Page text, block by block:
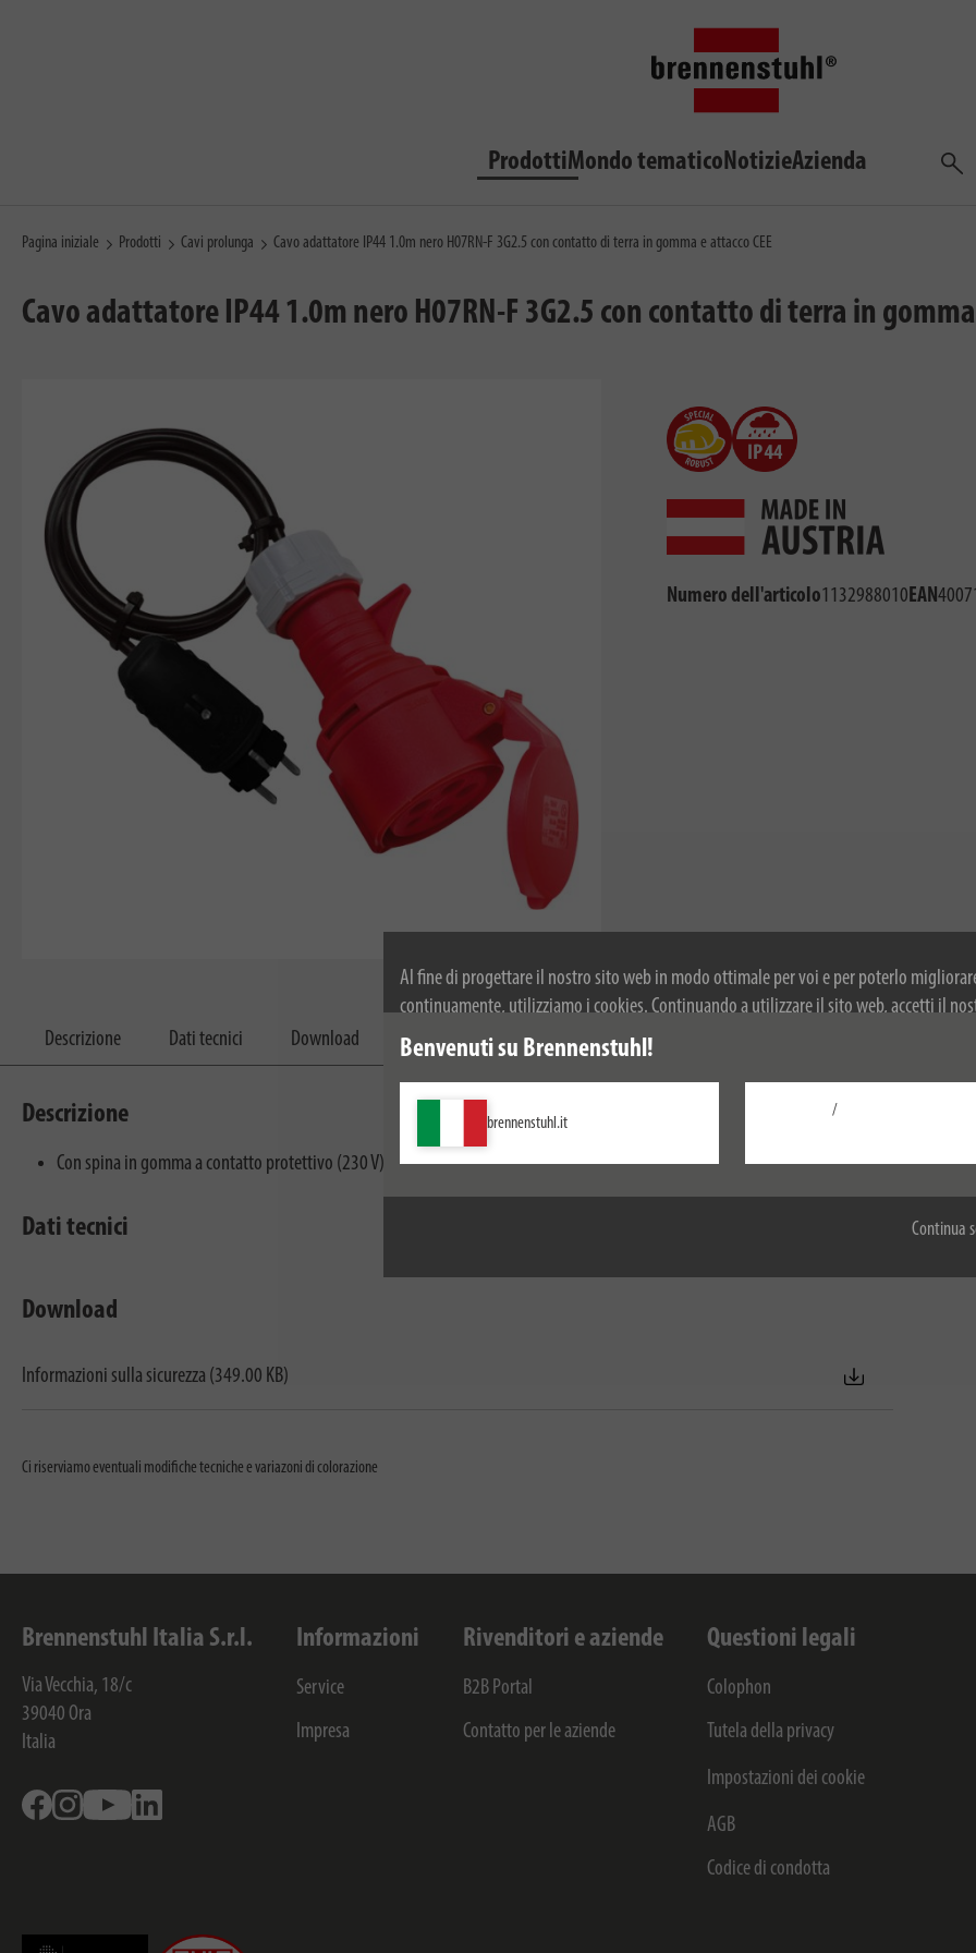
Al fine di progettare il nostro sito web in modo ottimale per voi e per poterlo
continuamente, utilizziamo i cookies. Continuando a utilizzare il sito web, accetti il
dei cookie. Per ulteriori informazioni sui cookie, si prega di consultare la nostra politica
Accetta tutti
Continua
Benvenuti su Brennenstuhl!
brennenstuhl.it
/
ProdottiMondo tematicoNotizieAzienda
Cerca
Pagina iniziale Prodotti Cavi prolunga Cavo adattatore IP44 1.0m nero H07RN-F 3G2.5 con contatto di terra in gomma e attacco CEE
Cavo adattatore IP44 1.0m nero H07RN-F 3G2.5 con contatto di terra in gomma
Numero dell'articolo1132988010EAN
Descrizione Dati tecnici Download
Descrizione
Con spina in gomma a contatto protettivo (230 V) e attacco CEE (5 poli).
Dati tecnici
Download
Informazioni sulla sicurezza (349.00 KB)
Ci riserviamo eventuali modifiche tecniche e variazoni di colorazione
Brennenstuhl Italia S.r.l.
Via Vecchia, 18/c
39040 Ora
Italia
FacebookInstagramYoutube
Informazioni
Service
Impresa
Rivenditori e aziende
B2B Portal
Contatto per le aziende
Questioni legali
Colophon
Tutela della privacy
Impostazioni dei cookie
AGB
Codice di condotta